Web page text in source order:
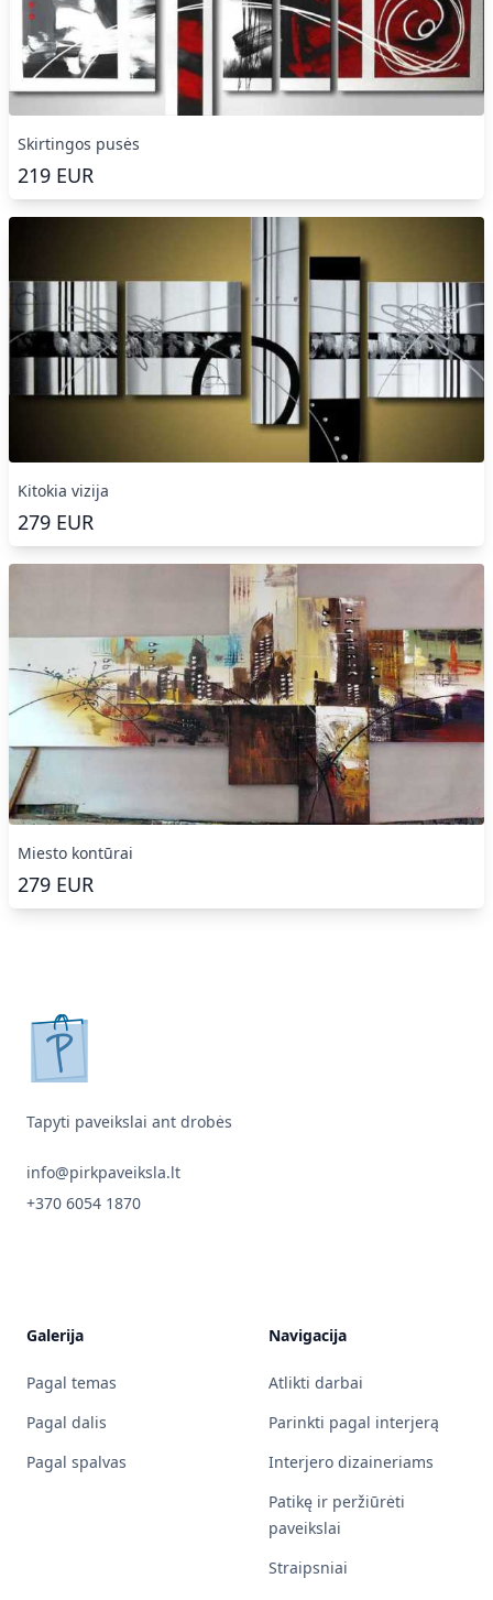
Skirtingos pusės
219 EUR
Kitokia vizija
279 EUR
Miesto kontūrai
279 EUR
pirkpaveiksla.lt
Tapyti paveikslai ant drobės
info@pirkpaveiksla.lt
+370 6054 1870
Galerija
Pagal temas
Pagal dalis
Pagal spalvas
Navigacija
Atlikti darbai
Parinkti pagal interjerą
Interjero dizaineriams
Patikę ir peržiūrėti
paveikslai
Straipsniai